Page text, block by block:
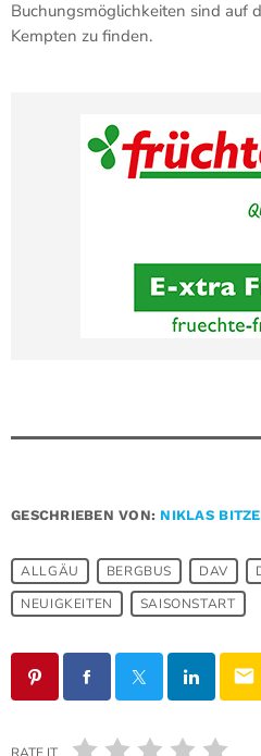
Buchungsmöglichkeiten sind auf
Kempten zu finden.
GESCHRIEBEN VON: NIKLAS
ALLGÄU BERGBUS DAV
NEUIGKEITEN
SAISONSTART
email